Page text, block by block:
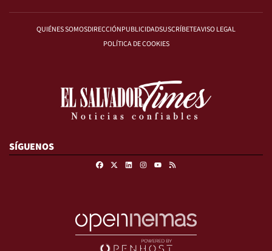
QUIÉNES SOMOSDIRECCIÓNPUBLICIDADSUSCRÍBETEAVISO LEGAL
POLÍTICA DE COOKIES
SÍGUENOS
FacebookLinkedinInstagram